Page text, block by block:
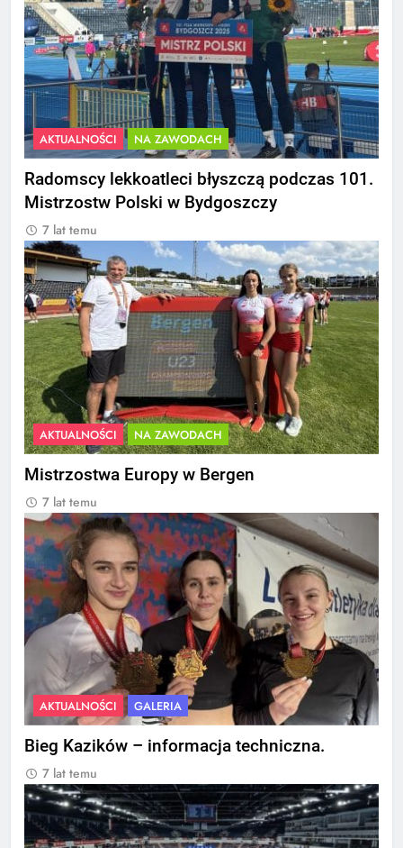
AKTUALNOŚCI NA ZAWODACH
Radomscy lekkoatleci błyszczą podczas 101.
Mistrzostw Polski w Bydgoszczy
7 lat temu
AKTUALNOŚCI NA ZAWODACH
Mistrzostwa Europy w Bergen
7 lat temu
AKTUALNOŚCI GALERIA
Bieg Kazików – informacja techniczna.
7 lat temu